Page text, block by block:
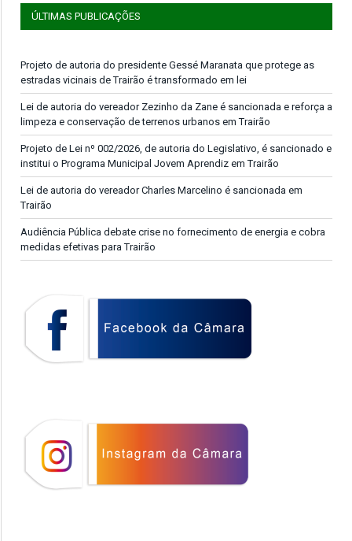
ÚLTIMAS PUBLICAÇÕES
Projeto de autoria do presidente Gessé Maranata que protege as
estradas vicinais de Trairão é transformado em lei
Lei de autoria do vereador Zezinho da Zane é sancionada e reforça a
limpeza e conservação de terrenos urbanos em Trairão
Projeto de Lei nº 002/2026, de autoria do Legislativo, é sancionado e
institui o Programa Municipal Jovem Aprendiz em Trairão
Lei de autoria do vereador Charles Marcelino é sancionada em
Trairão
Audiência Pública debate crise no fornecimento de energia e cobra
medidas efetivas para Trairão